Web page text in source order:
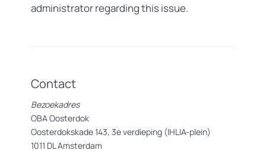
administrator regarding this issue.
Contact
Bezoekadres
OBA Oosterdok
Oosterdokskade 143, 3e verdieping (IHLIA-plein)
1011 DL Amsterdam